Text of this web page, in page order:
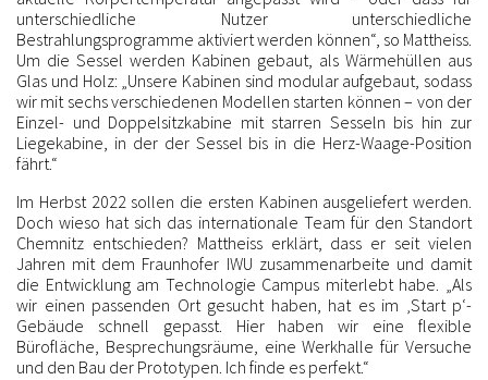
unterschiedliche Nutzer unterschiedliche
Bestrahlungsprogramme aktiviert werden können“, so Mattheiss.
Um die Sessel werden Kabinen gebaut, als Wärmehüllen aus
Glas und Holz: „Unsere Kabinen sind modular aufgebaut, sodass
wir mit sechs verschiedenen Modellen starten können – von der
Einzel- und Doppelsitzkabine mit starren Sesseln bis hin zur
Liegekabine, in der der Sessel bis in die Herz-Waage-Position
fährt.“
Im Herbst 2022 sollen die ersten Kabinen ausgeliefert werden.
Doch wieso hat sich das internationale Team für den Standort
Chemnitz entschieden? Mattheiss erklärt, dass er seit vielen
Jahren mit dem Fraunhofer IWU zusammenarbeite und damit
die Entwicklung am Technologie Campus miterlebt habe. „Als
wir einen passenden Ort gesucht haben, hat es im ‚Start p‘-
Gebäude schnell gepasst. Hier haben wir eine flexible
Bürofläche, Besprechungsräume, eine Werkhalle für Versuche
und den Bau der Prototypen. Ich finde es perfekt.“